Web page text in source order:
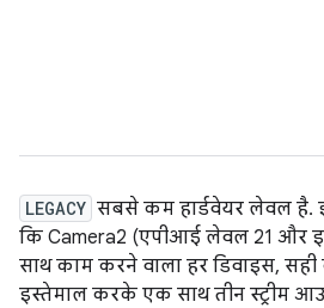
LEGACY सबसे कम हार्डवेयर लेवल है.
कि Camera2 (एपीआई लेवल 21 और
साथ काम करने वाला हर डिवाइस,
इस्तेमाल करके एक साथ तीन स्ट्रीम